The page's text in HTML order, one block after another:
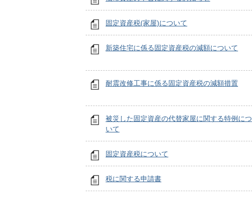
固定資産税(家屋)について
新築住宅に係る固定資産税の減額について
耐震改修工事に係る固定資産税の減額措置
被災した固定資産の代替家屋に関する特例につ
いて
固定資産税について
税に関する申請書